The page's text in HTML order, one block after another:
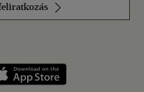
a LinkedInen
Szerezd meg: Google